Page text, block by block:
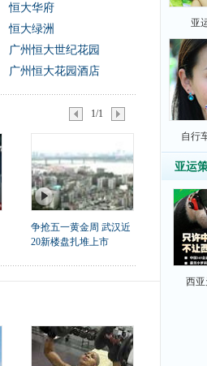
恒大华府
恒大绿洲
广州恒大世纪花园
广州恒大花园酒店
1/1
争抢五一黄金周 武汉近
20新楼盘扎堆上市
亚
自行
亚运
西